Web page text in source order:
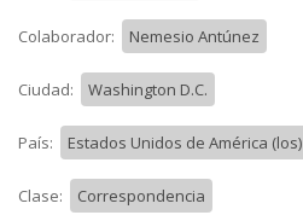
Colaborador: Nemesio Antúnez
Ciudad: Washington D.C.
País: Estados Unidos de América (los)
Clase: Correspondencia